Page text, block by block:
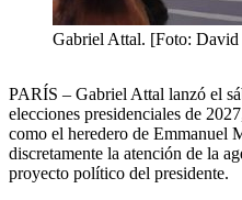
Gabriel Attal. [Foto: David
PARÍS – Gabriel Attal lanzó el
elecciones presidenciales de
como el heredero de Emmanuel
discretamente la atención de la
proyecto político del presidente.